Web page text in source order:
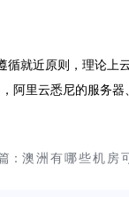
循就近原则，理论上
阿里云悉尼的服务器
： 澳洲有哪些机房